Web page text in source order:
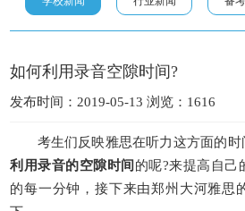
如何利用录音空隙时间?
发布时间：2019-05-13 浏览：1616
考生们反映雅思在听力这方面的时
利用录音的空隙时间 的呢?来提高自己
的每一分钟，接下来由郑州大河雅思